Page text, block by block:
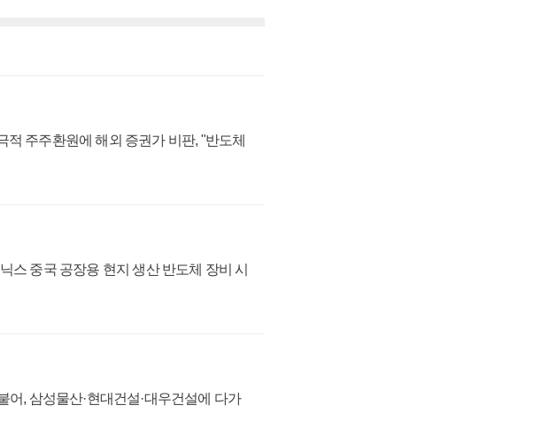
적 주주환원에 해외 증권가 비판, "반도체
스 중국 공장용 현지 생산 반도체 장비 시
어, 삼성물산·현대건설·대우건설에 다가